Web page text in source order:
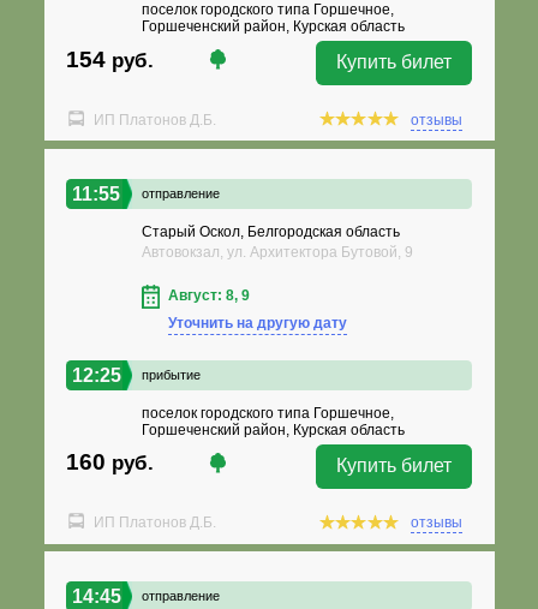
поселок городского типа Горшечное,
Горшеченский район, Курская область
154 руб. Купить билет
ИП Платонов Д.Б. отзывы
11:55 отправление
Старый Оскол, Белгородская область
Автовокзал, ул. Архитектора Бутовой, 9
Август: 8, 9
Уточнить на другую дату
12:25 прибытие
поселок городского типа Горшечное,
Горшеченский район, Курская область
160 руб. Купить билет
ИП Платонов Д.Б. отзывы
14:45 отправление